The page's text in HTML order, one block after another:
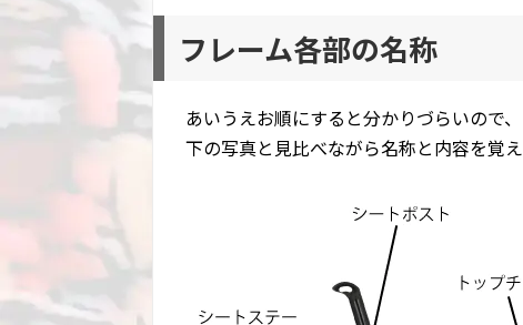
フレーム各部の名称
あいうえお順にすると分かりづらいので
下の写真と見比べながら名称と内容を覚え